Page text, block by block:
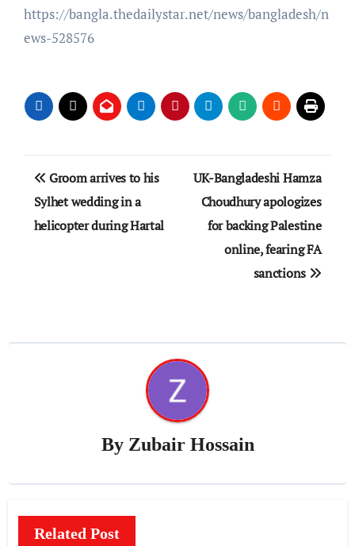
https://bangla.thedailystar.net/news/bangladesh/n
ews-528576
Post
navigation
Groom arrives to his
Sylhet wedding in a
helicopter during Hartal
UK-Bangladeshi Hamza
Choudhury apologizes
for backing Palestine
online, fearing FA
sanctions
By Zubair Hossain
Related Post